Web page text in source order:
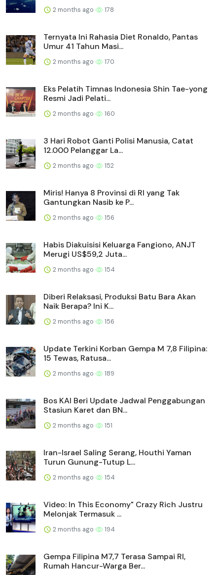
2 months ago 178
Ternyata Ini Rahasia Diet Ronaldo, Pantas
Umur 41 Tahun Masi...
2 months ago 170
Eks Pelatih Timnas Indonesia Shin Tae-yong
Resmi Jadi Pelati...
2 months ago 160
3 Hari Robot Ganti Polisi Manusia, Catat
12.000 Pelanggar La...
2 months ago 152
Miris! Hanya 8 Provinsi di RI yang Tak
Gantungkan Nasib ke P...
2 months ago 156
Habis Diakuisisi Keluarga Fangiono, ANJT
Merugi US$59,2 Juta...
2 months ago 154
Diberi Relaksasi, Produksi Batu Bara Akan
Naik Berapa? Ini K...
2 months ago 156
Update Terkini Korban Gempa M 7,8 Filipina:
15 Tewas, Ratusa...
2 months ago 189
Bos KAI Beri Update Jadwal Penggabungan
Stasiun Karet dan BN...
2 months ago 151
Iran-Israel Saling Serang, Houthi Yaman
Turun Gunung-Tutup L...
2 months ago 154
Video: In This Economy" Crazy Rich Justru
Melonjak Termasuk ...
2 months ago 194
Gempa Filipina M7,7 Terasa Sampai RI,
Rumah Hancur-Warga Ber...